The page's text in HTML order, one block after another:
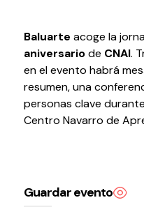
Suscríbete a la
Entradas
Histórico
Organiza
Baluarte acoge la
aniversariode CNAI.
en el evento habrá
resumen, una
personas clave
Centro Navarro de
Guardar evento